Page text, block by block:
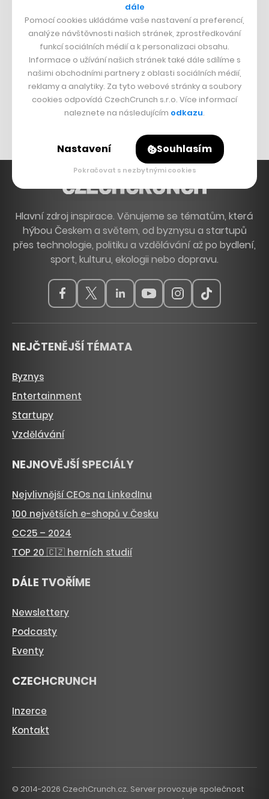
Francouzský šéfkuchař na Šumavě
Dva golfisti, co pečou
DESIGN
Bomma není tichá
Originální hodinky
Nábytek z betonu
Hlavní zdroj inspirace. Věnujeme se tématům, která
hýbou Českem a světem, od byznysu a startupů
přes technologie, politiku a vzdělávání až po bydlení,
sport, kulturu, ekologii nebo dopravu.
NEJČTENĚJŠÍ TÉMATA
Byznys
Entertainment
Startupy
Vzdělávání
NEJNOVĚJŠÍ SPECIÁLY
Nejvlivnější CEOs na LinkedInu
100 největších e-shopů v Česku
CC25 – 2024
TOP 20 🇨🇿 herních studií
DÁLE TVOŘÍME
Newslettery
Podcasty
Eventy
CZECHCRUNCH
Inzerce
Kontakt
© 2014-2026 CzechCrunch.cz. Server provozuje společnost
dále
Pomocí cookies ukládáme vaše nastavení a preferencí,
analýze návštěvnosti našich stránek, zprostředkování
funkcí sociálních médií a k personalizaci obsahu.
Informace o užívání našich stránek také dále sdílíme s
našimi obchodními partnery z oblasti sociálních médií,
reklamy a analytiky. Za tyto webové stránky a soubory
cookies odpovídá CzechCrunch s.r.o. Více informací
naleznete na následujícím odkazu.
Nastavení Souhlasím
Pokračovat s nezbytnými cookies